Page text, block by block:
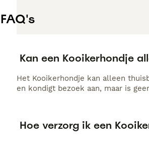
FAQ's
Kan een Kooikerhondje
Het Kooikerhondje kan alleen
en kondigt bezoek aan, maar is
Hoe verzorg ik een